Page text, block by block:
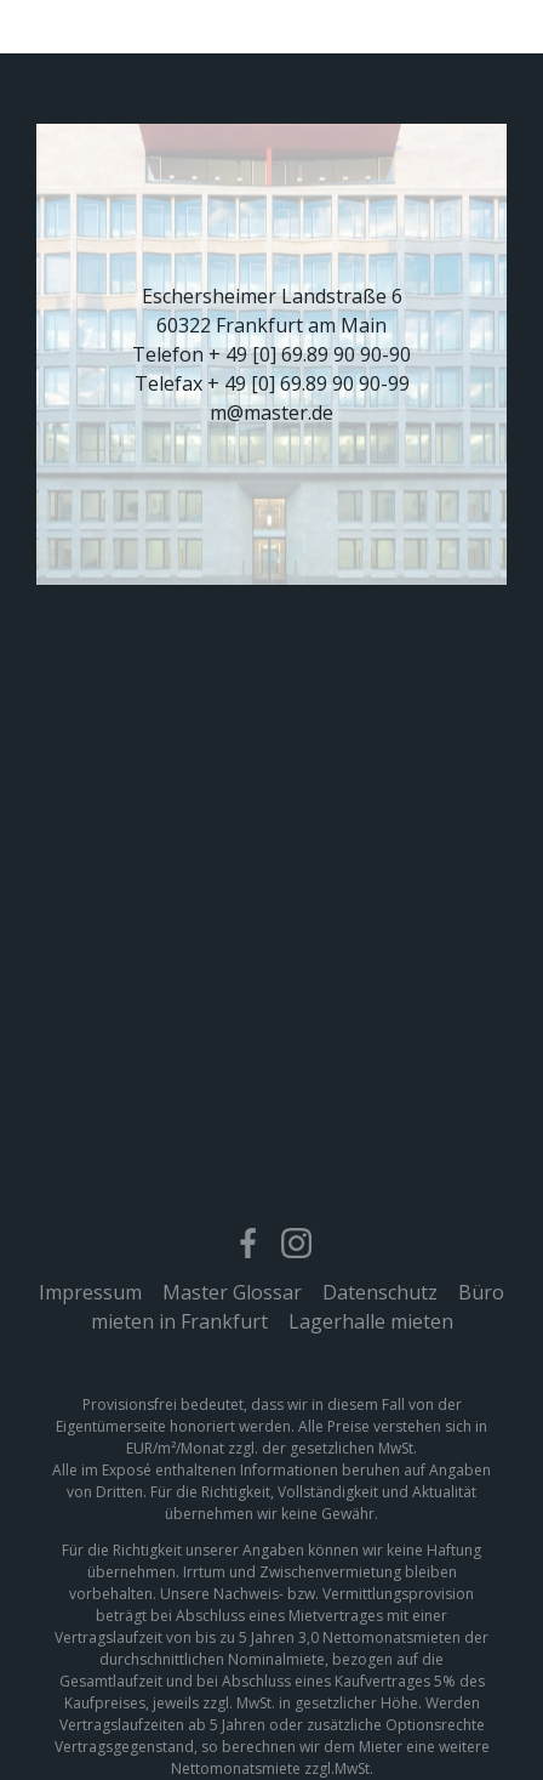
Eschersheimer Landstraße 6
60322 Frankfurt am Main
Telefon + 49 [0] 69.89 90 90-90
Telefax + 49 [0] 69.89 90 90-99
m@master.de
Impressum Master Glossar Datenschutz
Büro
mieten in Frankfurt| Lagerhalle mieten
Provisionsfrei bedeutet, dass wir in diesem Fall von der
Eigentümerseite honoriert werden. Alle Preise verstehen sich in
EUR/m²/Monat zzgl. der gesetzlichen MwSt.
Alle im Exposé enthaltenen Informationen beruhen auf Angaben
von Dritten. Für die Richtigkeit, Vollständigkeit und Aktualität
übernehmen wir keine Gewähr.
Für die Richtigkeit unserer Angaben können wir keine Haftung
übernehmen. Irrtum und Zwischenvermietung bleiben
vorbehalten. Unsere Nachweis- bzw. Vermittlungsprovision
beträgt bei Abschluss eines Mietvertrages mit einer
Vertragslaufzeit von bis zu 5 Jahren 3,0 Nettomonatsmieten der
durchschnittlichen Nominalmiete, bezogen auf die
Gesamtlaufzeit und bei Abschluss eines Kaufvertrages 5% des
Kaufpreises, jeweils zzgl. MwSt. in gesetzlicher Höhe. Werden
Vertragslaufzeiten ab 5 Jahren oder zusätzliche Optionsrechte
Vertragsgegenstand, so berechnen wir dem Mieter eine weitere
Nettomonatsmiete zzgl.MwSt.